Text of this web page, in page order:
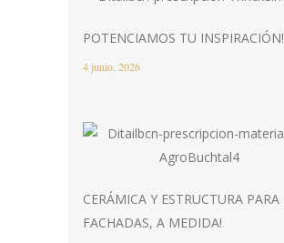
POTENCIAMOS TU INSPIRACIÓN!
4 junio, 2026
CERÁMICA Y ESTRUCTURA PARA
FACHADAS, A MEDIDA!